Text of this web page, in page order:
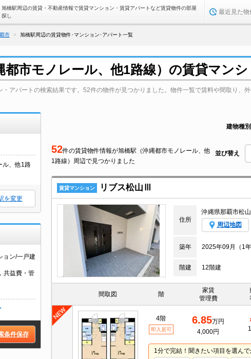
旭橋駅周辺の賃貸・不動産情報で賃貸マンション・賃貸アパートなど賃貸物件の部屋
探し
最近見た物
市 旭橋駅周辺の賃貸物件･マンション･アパート一覧
都市モノレール、他1路線）の賃貸マン
・アパートの検索結果です。52件の物件が見つかりました。物件一覧で賃料や間取り、外
ル、他1路
を変更
ョン/一戸建
共益費・管
条件保存
建物種
52件の賃貸物件情報が旭橋駅（沖縄都市モノレール、他
1路線）周辺で見つかりました
並び替え
賃貸マンション リブス松山Ⅲ
住所
沖縄県那覇市松
周辺地図
築年 2025年09月（1年
階建 12階建
間取図 階
家賃
管理費
4階
即入居可
6.85万円
4,000円
1分で完結！聞きたい項目を選んで